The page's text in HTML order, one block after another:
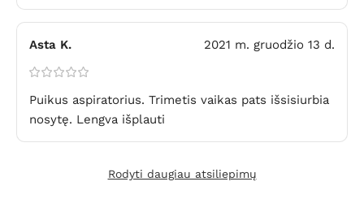
Asta K. 2021 m. gruodžio 13 d.
Puikus aspiratorius. Trimetis vaikas pats išsisiurbia
nosytę. Lengva išplauti
Rodyti daugiau atsiliepimų